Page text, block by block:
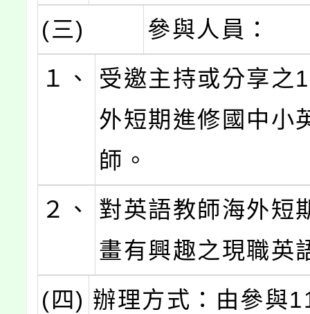
(三)
參與人員：
１、
受邀主持或分享之
外短期進修國中小
師。
２、
對英語教師海外短
畫有興趣之現職英
(四) 辦理方式：由參與